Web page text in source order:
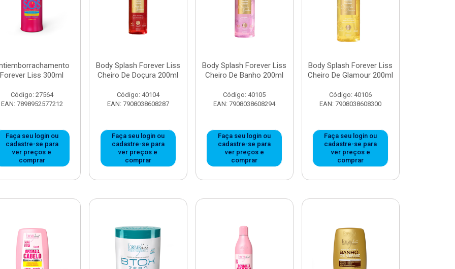
Forever Liss 300ml
Código: 27564
EAN: 7898952577212
Faça seu login ou
cadastre-se para
ver preços e
comprar
Body Splash Forever Liss
Cheiro De Doçura 200ml
Código: 40104
EAN: 7908038608287
Faça seu login ou
cadastre-se para
ver preços e
comprar
Body Splash Forever Liss
Cheiro De Banho 200ml
Código: 40105
EAN: 7908038608294
Faça seu login ou
cadastre-se para
ver preços e
comprar
Body Splash Forever Liss
Cheiro De Glamour 200ml
Código: 40106
EAN: 7908038608300
Faça seu login ou
cadastre-se para
ver preços e
comprar